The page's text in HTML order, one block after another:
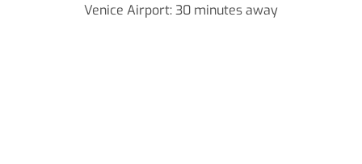
Venice Airport: 30 minutes away